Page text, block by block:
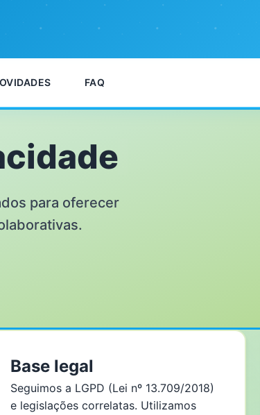
FAQ
para oferecer
Base legal
Seguimos a LGPD (Lei nº 13.709/2018)
e legislações correlatas. Utilizamos